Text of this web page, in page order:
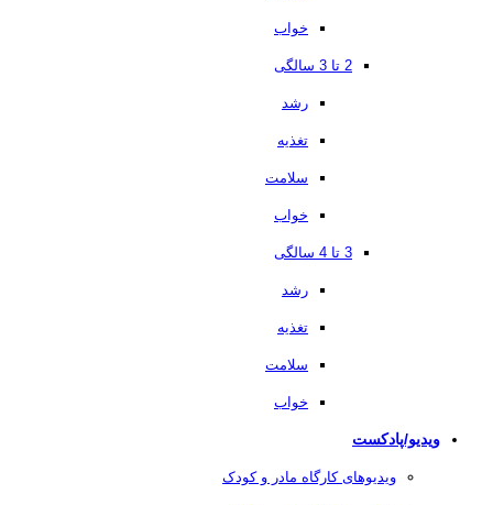
خواب
2 تا 3 سالگی
رشد
تغذیه
سلامت
خواب
3 تا 4 سالگی
رشد
تغذیه
سلامت
خواب
ویدیو/پادکست
ویدیوهای کارگاه مادر و کودک